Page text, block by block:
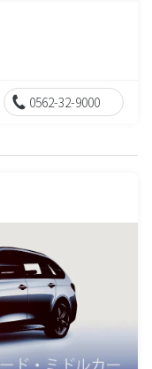
0562-32-9000